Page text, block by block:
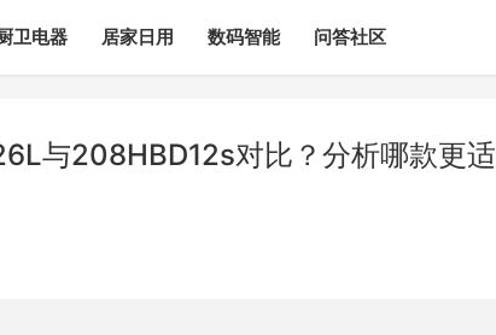
卫电器 居家日用 数码智能 问答社区
与208HBD12s对比？分析哪款更适